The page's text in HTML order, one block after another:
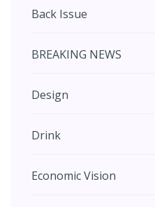
Back Issue
BREAKING NEWS
Design
Drink
Economic Vision